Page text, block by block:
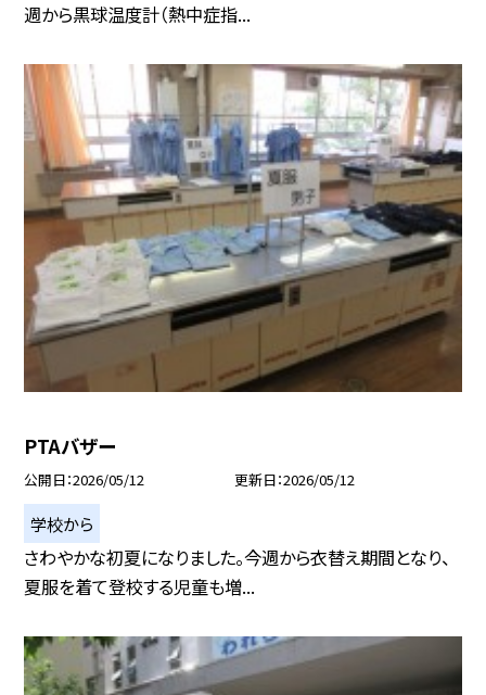
週から黒球温度計（熱中症指...
PTAバザー
公開日 2026/05/12 更新日 2026/05/12
学校から
さわやかな初夏になりました。今週から衣替え期間となり、
夏服を着て登校する児童も増...